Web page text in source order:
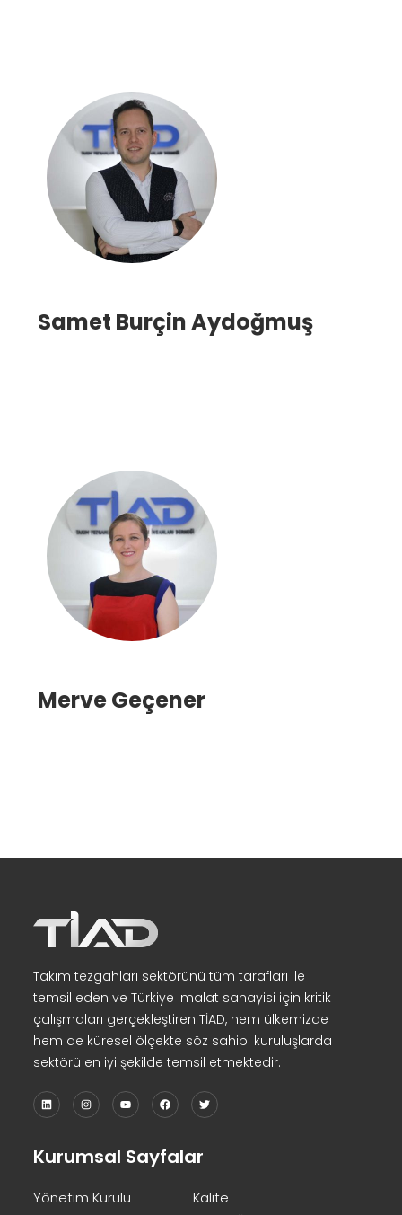
Samet Burçin Aydoğmuş
Merve Geçener
Takım tezgahları sektörünü tüm tarafları ile
temsil eden ve Türkiye imalat sanayisi için kritik
çalışmaları gerçekleştiren TİAD, hem ülkemizde
hem de küresel ölçekte söz sahibi kuruluşlarda
sektörü en iyi şekilde temsil etmektedir.
Kurumsal Sayfalar
Yönetim Kurulu
Kalite